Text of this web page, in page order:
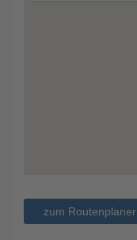
zum Routenplaner